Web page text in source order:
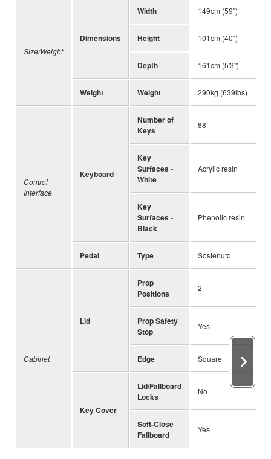
Size/Weight
Dimensions
Width 149cm (59")
Height 101cm (40")
Depth 161cm (5'3")
Weight Weight 290kg (639lbs)
Control
Interface
Keyboard
Number of
Keys
88
Key
Surfaces -
White
Acrylic resin
Key
Surfaces -
Black
Phenolic resin
Pedal Type Sostenuto
Cabinet
Lid
Prop
Positions
2
Prop Safety
Stop
Yes
Edge Square
Key Cover
Lid/Fallboard
Locks
No
Soft-Close
Fallboard
Yes